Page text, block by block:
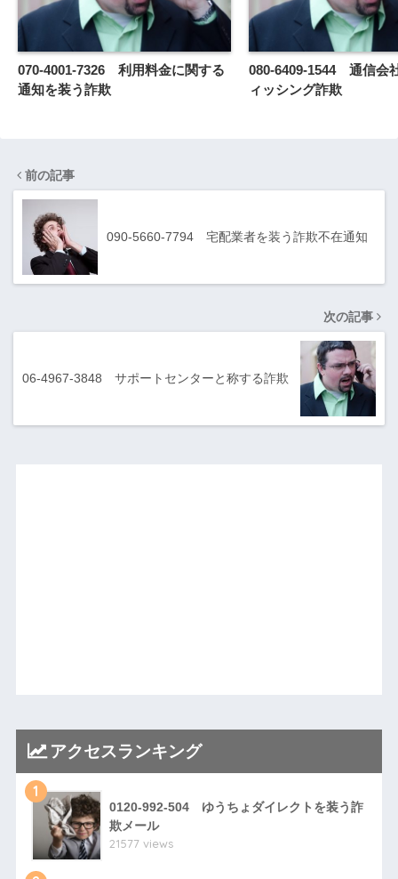
070-4001-7326 利用料金に関する
通知を装う詐欺
080-6409-1544 通信会
ィッシング詐欺
前の記事
090-5660-7794 宅配業者を装う詐欺不在通知
次の記事
06-4967-3848 サポートセンターと称する詐欺
アクセスランキング
1
0120-992-504 ゆうちょダイレクトを装う詐
欺メール
21577 views